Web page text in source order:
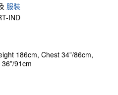
服裝
IND
186cm, Chest 34”/86cm,
91cm